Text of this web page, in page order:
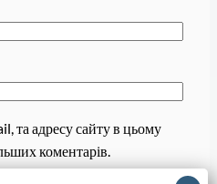
та адресу сайту в цьому
коментарів.